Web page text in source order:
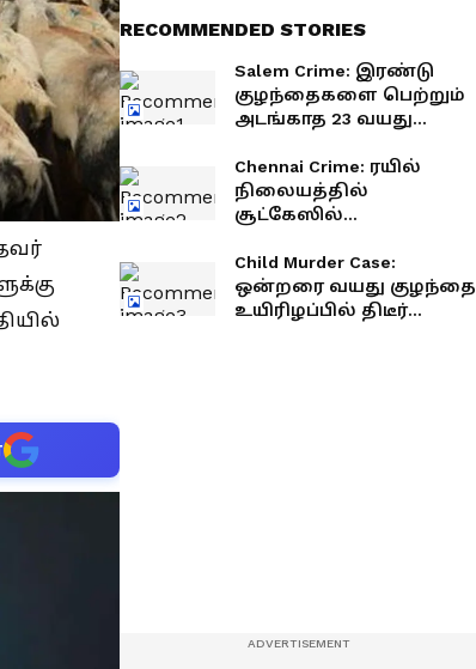
RECOMMENDED STORIES
Salem Crime: இரண்டு
குழந்தைகளை பெற்றும்
அடங்காத 23 வயது
நடந்தது என்ன?
Chennai Crime: ரயில்
நிலையத்தில்
சூட்கேஸில்
கணவனை துண்டு
துண்டாக வெட்டி
கொன்றது ஏன்? சிக்கிய
Child Murder Case:
ஒன்றரை வயது குழந்தை
உயிரிழப்பில் திடீர்